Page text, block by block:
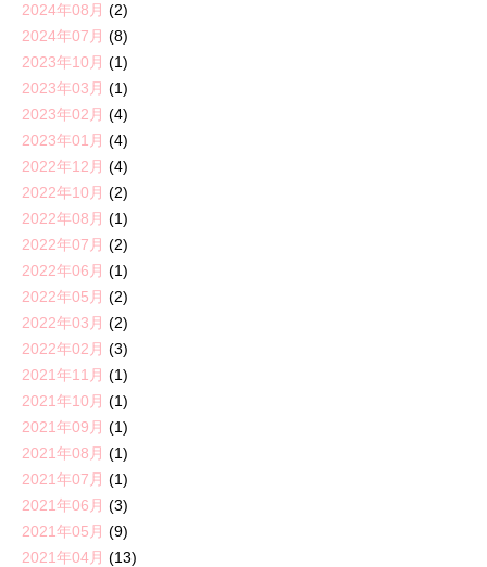
2024年08月 (2)
2024年07月 (8)
2023年10月 (1)
2023年03月 (1)
2023年02月 (4)
2023年01月 (4)
2022年12月 (4)
2022年10月 (2)
2022年08月 (1)
2022年07月 (2)
2022年06月 (1)
2022年05月 (2)
2022年03月 (2)
2022年02月 (3)
2021年11月 (1)
2021年10月 (1)
2021年09月 (1)
2021年08月 (1)
2021年07月 (1)
2021年06月 (3)
2021年05月 (9)
2021年04月 (13)